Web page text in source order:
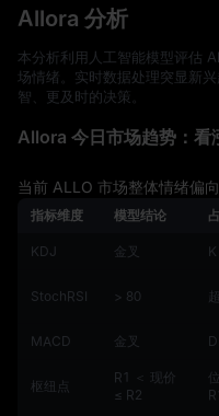
Allora 分析
本分析利用人工智能模型评估
场情绪。实时数据处理突显新
智、更及时的决策。
Allora 今日市场趋势：看
当前 ALLO 市场整体情绪偏
指标维度 模型结论
KDJ 金叉
StochRSI > 80
MACD 金叉
枢纽点
R1 ＜ 现价
≤ R2